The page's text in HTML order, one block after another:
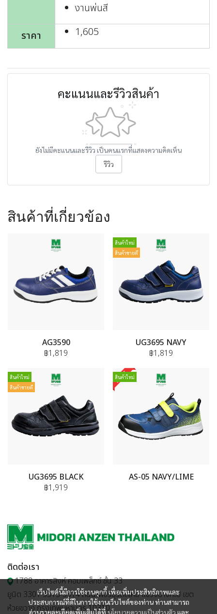
งานพ่นสี
ราคา
1,605
คะแนนและรีวิวสินค้า
ยังไม่มีคะแนนและรีวิว เป็นคนแรกที่แสดงความคิดเห็น
รีวิว
สินค้าที่เกี่ยวข้อง
AG3590
฿1,819
สินค้าใหม่
สินค้าขายดี
UG3695 NAVY
฿1,819
สินค้าใหม่
สินค้าขายดี
UG3695 BLACK
฿1,919
สินค้าใหม่
AS-05 NAVY/LIME
เว็บไซต์นี้มีการใช้งานคุกกี้ เพื่อเพิ่มประสิทธิภาพและ
ประสบการณ์ที่ดีในการใช้งานเว็บไซต์ของท่าน ท่านสามารถ
อ่านรายละเอียดเพิ่มเติมได้ที่นโยบายความเป็นส่วนตัว และ
ติดต่อเรา
1788 อาคารสิงห์ คอมเพล็กซ์ ชั้น 33
ยูนิต 3301 3313-3314 ถนนเพชรบุรีตัดใหม่ แขวงบางกะปิ เขต
ห้วยขวาง กรุงเทพมหานคร 10310